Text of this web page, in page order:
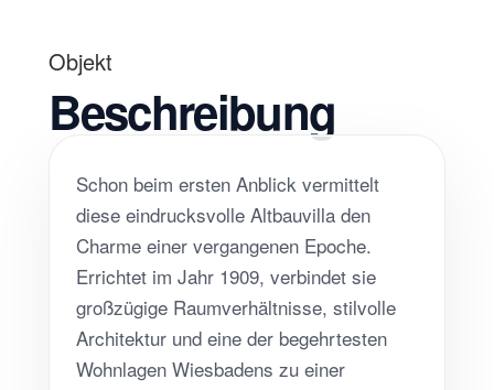
Objekt
Beschreibung
Schon beim ersten Anblick vermittelt
diese eindrucksvolle Altbauvilla den
Charme einer vergangenen Epoche.
Errichtet im Jahr 1909, verbindet sie
großzügige Raumverhältnisse, stilvolle
Architektur und eine der begehrtesten
Wohnlagen Wiesbadens zu einer